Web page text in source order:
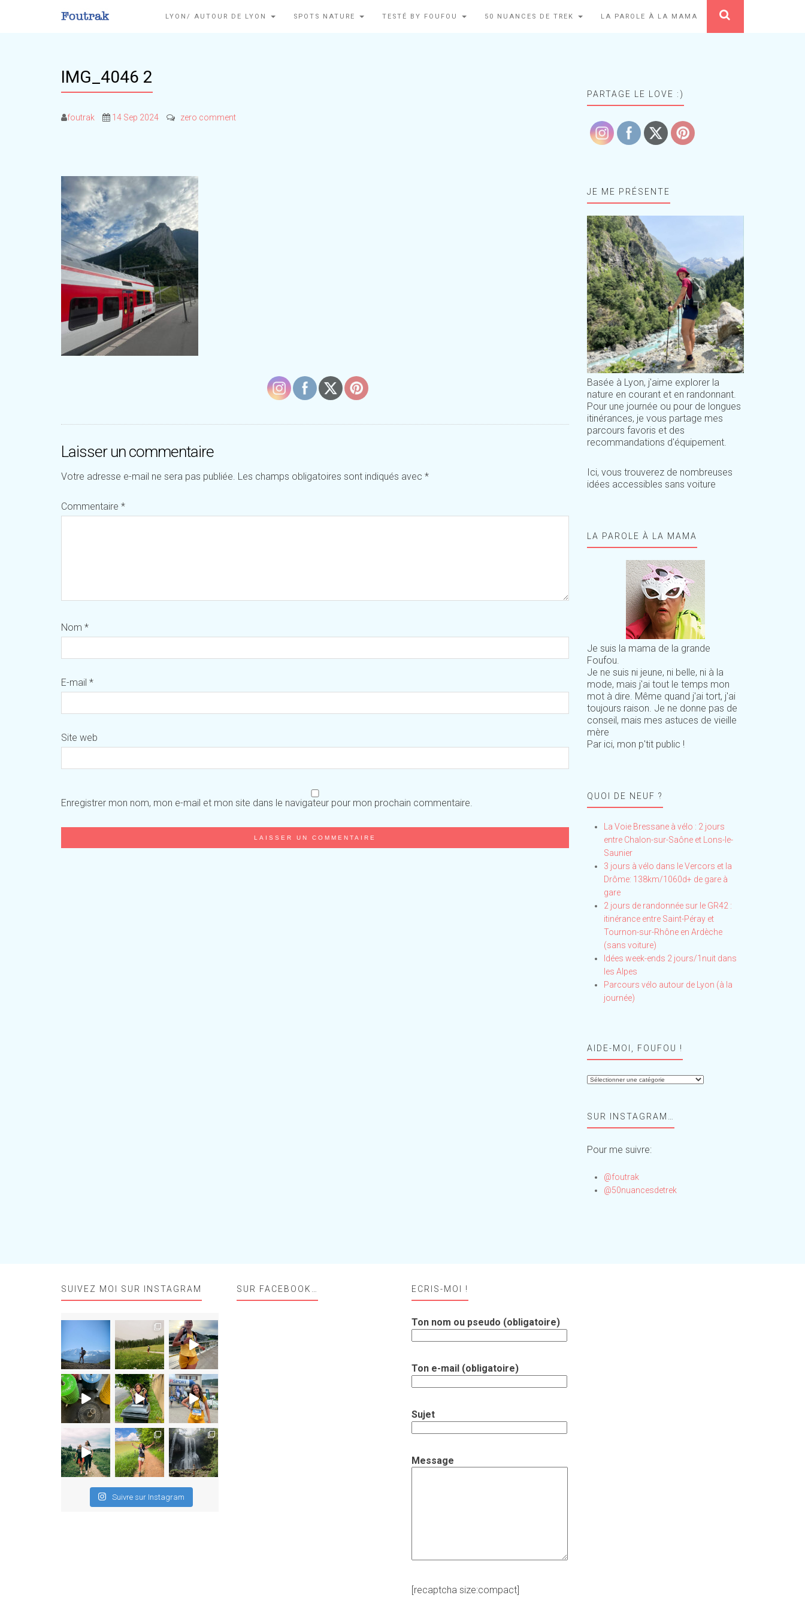
LYON/ AUTOUR DE LYON SPOTS NATURE TESTÉ BY FOUFOU 50 NUANCES DE TREK LA PAROLE À LA MAMA
IMG_4046 2
foutrak 14 Sep 2024 zero comment
Laisser un commentaire
Votre adresse e-mail ne sera pas publiée. Les champs obligatoires sont indiqués avec *
Commentaire *
Nom *
E-mail *
Site web
Enregistrer mon nom, mon e-mail et mon site dans le navigateur pour mon prochain commentaire.
PARTAGE LE LOVE :)
JE ME PRÉSENTE
Basée à Lyon, j'aime explorer la
nature en courant et en randonnant.
Pour une journée ou pour de longues
itinérances, je vous partage mes
parcours favoris et des
recommandations d'équipement.
Ici, vous trouverez de nombreuses
idées accessibles sans voiture
LA PAROLE À LA MAMA
Je suis la mama de la grande
Foufou.
Je ne suis ni jeune, ni belle, ni à la
mode, mais j'ai tout le temps mon
mot à dire. Même quand j'ai tort, j'ai
toujours raison. Je ne donne pas de
conseil, mais mes astuces de vieille
mère
Par ici, mon p'tit public !
QUOI DE NEUF ?
La Voie Bressane à vélo : 2 jours
entre Chalon-sur-Saône et Lons-le-
Saunier
3 jours à vélo dans le Vercors et la
Drôme: 138km/1060d+ de gare à
gare
2 jours de randonnée sur le GR42 :
itinérance entre Saint-Péray et
Tournon-sur-Rhône en Ardèche
(sans voiture)
Idées week-ends 2 jours/1nuit dans
les Alpes
Parcours vélo autour de Lyon (à la
journée)
AIDE-MOI, FOUFOU !
Aide-
!SUR INSTAGRAM…
Pour me suivre:
@foutrak
@50nuancesdetrek
SUIVEZ MOI SUR INSTAGRAM
Suivre sur Instagram
SUR FACEBOOK… ECRIS-MOI !
Ton nom ou pseudo (obligatoire)
Ton e-mail (obligatoire)
Sujet
Message
[recaptcha size:compact]